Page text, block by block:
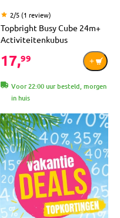
2/5 (1 review)
Topbright Busy Cube 24m+
Activiteitenkubus
17,99
Voor 22:00 uur besteld, morgen
in huis